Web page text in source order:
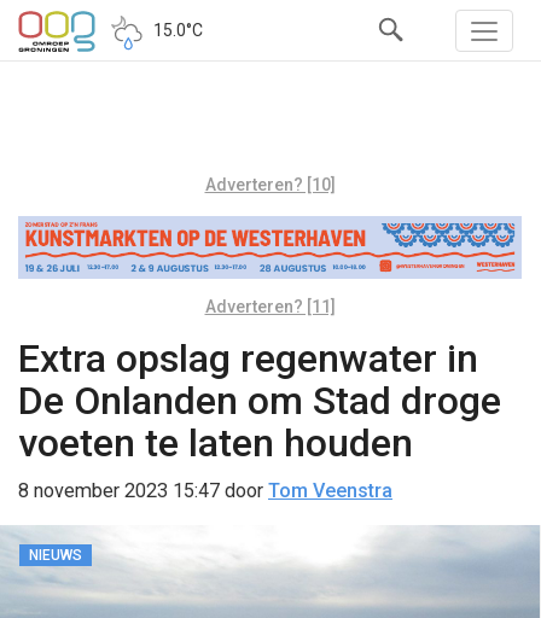
15.0°C
Adverteren? [10]
Adverteren? [11]
Extra opslag regenwater in
De Onlanden om Stad droge
voeten te laten houden
8 november 2023 15:47 door Tom Veenstra
NIEUWS